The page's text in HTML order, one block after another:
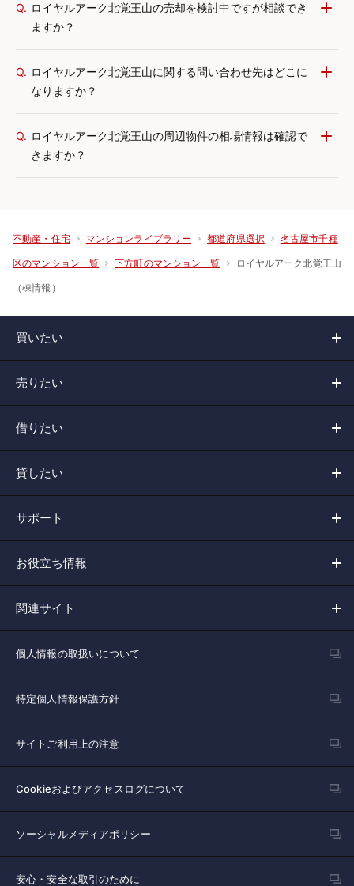
Q. ロイヤルアーク北覚王山の売却を検討中ですが相談でき
ますか？
Q. ロイヤルアーク北覚王山に関する問い合わせ先はどこに
なりますか？
Q. ロイヤルアーク北覚王山の周辺物件の相場情報は確認で
きますか？
不動産・住宅 マンションライブラリー 都道府県選択 名古屋市千種
区のマンション一覧 下方町のマンション一覧 ロイヤルアーク北覚王山
（棟情報）
買いたい
売りたい
借りたい
貸したい
サポート
お役立ち情報
関連サイト
個人情報の取扱いについて
特定個人情報保護方針
サイトご利用上の注意
Cookieおよびアクセスログについて
ソーシャルメディアポリシー
安心・安全な取引のために